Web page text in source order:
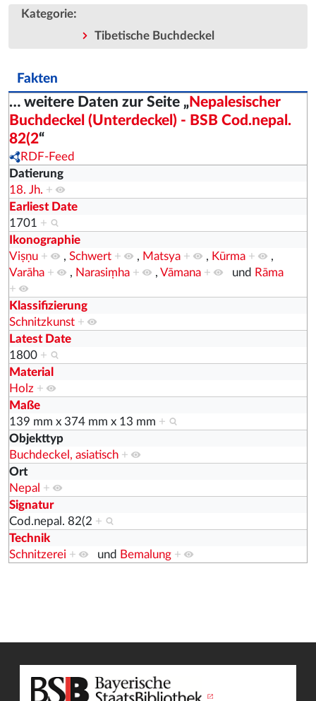
Kategorie:
Tibetische Buchdeckel
Fakten
… weitere Daten zur Seite „Nepalesischer
Buchdeckel (Unterdeckel) - BSB Cod.nepal.
82(2“
RDF-Feed
Datierung
18. Jh. +
Earliest Date
1701 +
Ikonographie
Viṣṇu + , Schwert + , Matsya + , Kūrma +
,
Varāha + , Narasiṃha + , Vāmana + und Rāma
+
Klassifizierung
Schnitzkunst +
Latest Date
1800 +
Material
Holz +
Maße
139 mm x 374 mm x 13 mm +
Objekttyp
Buchdeckel, asiatisch +
Ort
Nepal +
Signatur
Cod.nepal. 82(2 +
Technik
Schnitzerei + und Bemalung +